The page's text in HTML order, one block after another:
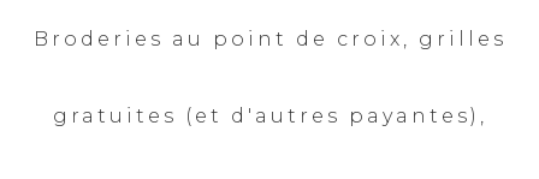
Broderies au point de croix, grilles
gratuites (et d'autres payantes),